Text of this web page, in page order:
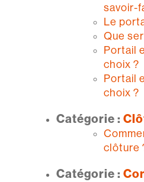
savoir-
Le
Que
Portail
choix ?
Portail
choix ?
Catégorie :
clôture
Catégorie :